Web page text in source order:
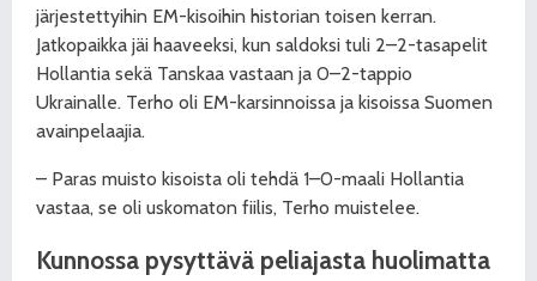
järjestettyihin EM-kisoihin historian toisen kerran.
Jatkopaikka jäi haaveeksi, kun saldoksi tuli 2–2-tasapelit
Hollantia sekä Tanskaa vastaan ja 0–2-tappio
Ukrainalle. Terho oli EM-karsinnoissa ja kisoissa Suomen
avainpelaajia.
– Paras muisto kisoista oli tehdä 1–0-maali Hollantia
vastaa, se oli uskomaton fiilis, Terho muistelee.
Kunnossa pysyttävä peliajasta huolimatta